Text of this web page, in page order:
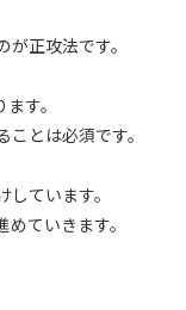
正攻法です。
す。
とは必須です。
ています。
ていきます。